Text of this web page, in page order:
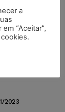
2023
a
“Aceitar”,